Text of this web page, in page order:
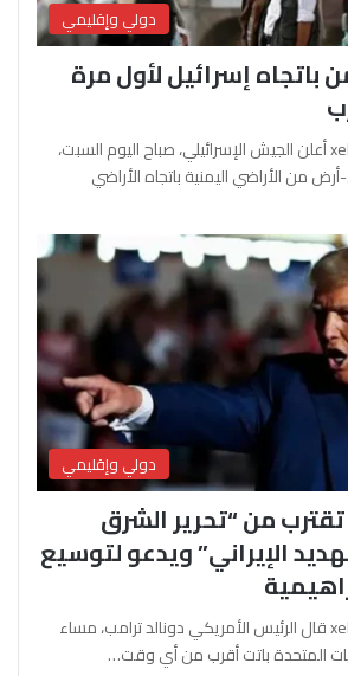
دولي وإقليمي
باتجاه إسرائيل لأول مرة
آفرين علو ـ xeber24.net أعلن الجيش الإسرائيلي، صباح اليوم السبت،
من الأراضي اليمنية باتجاه الأراضي
دولي وإقليمي
من “تحرير الشرق
الإيراني” ويدعو لتوسيع
آفرين علو ـ xeber24.net قال الرئيس الأمريكي دونالد ترامب، مساء
المتحدة باتت أقرب من أي وقت…